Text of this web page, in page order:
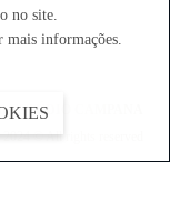
ESTÚDIO CAMPANA
© All rights reserved
no site.
mais informações.